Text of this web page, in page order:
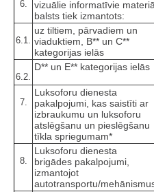
6.
vizuālie informatīvie
balsts tiek izmantots:
6.1.
uz tiltiem, pārvadiem un
viaduktiem, B** un C**
kategorijas ielās
6.2.
D** un E** kategorijas ielās
7.
Luksoforu dienesta
pakalpojumi, kas saistīti ar
izbraukumu un luksoforu
atslēgšanu un pieslēgšanu
tīkla spriegumam*
8.
Luksoforu dienesta
brigādes pakalpojumi,
izmantojot
autotransportu/